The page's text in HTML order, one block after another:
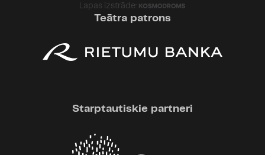
Lapas izstrāde:
Teātra patrons
Starptautiskie partneri